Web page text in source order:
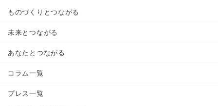
ものづくりとつながる
未来とつながる
あなたとつながる
コラム一覧
プレス一覧